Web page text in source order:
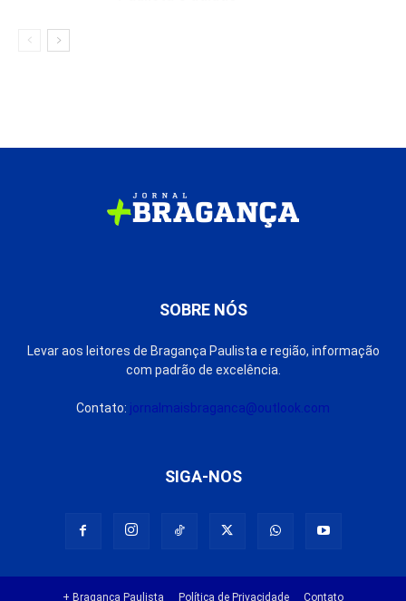
SOBRE NÓS
Levar aos leitores de Bragança Paulista e região, informação
com padrão de excelência.
Contato: jornalmaisbraganca@outlook.com
SIGA-NOS
+ Bragança Paulista Política de Privacidade Contato